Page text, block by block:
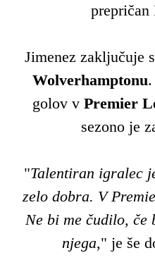
prepričan
Jimenez zaključuje
Wolverhamptonu
golov v Premier
sezono je
"Talentiran igralec
zelo dobra. V
Ne bi me čudilo,
njega," je še